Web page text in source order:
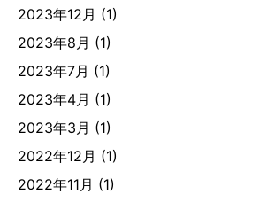
2023年12月 (1)
2023年8月 (1)
2023年7月 (1)
2023年4月 (1)
2023年3月 (1)
2022年12月 (1)
2022年11月 (1)